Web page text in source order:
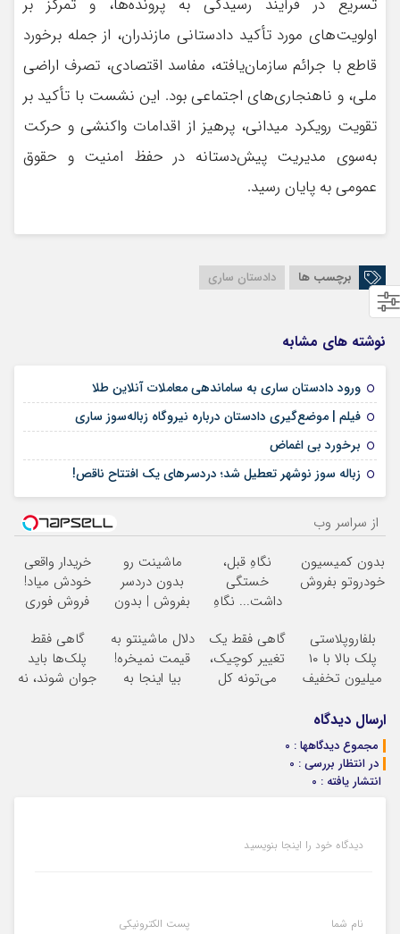
تسریع در فرآیند رسیدگی به پرونده‌ها، و تمرکز بر
اولویت‌های مورد تأکید دادستانی مازندران، از جمله برخورد
قاطع با جرائم سازمان‌یافته، مفاسد اقتصادی، تصرف اراضی
ملی، و ناهنجاری‌های اجتماعی بود. این نشست با تأکید بر
تقویت رویکرد میدانی، پرهیز از اقدامات واکنشی و حرکت
به‌سوی مدیریت پیش‌دستانه در حفظ امنیت و حقوق
عمومی به پایان رسید.
برچسب ها دادستان ساری
نوشته های مشابه
ورود دادستان ساری به ساماندهی معاملات آنلاین طلا
فیلم | موضع‌گیری دادستان درباره نیروگاه زباله‌سوز ساری
برخورد بی اغماض
زباله سوز نوشهر تعطیل شد؛ دردسرهای یک افتتاح ناقص!
از سراسر وب
بدون کمیسیون
خودروتو بفروش
نگاهِ قبل،
خستگی
داشت... نگاهِ
بلفا با 25%
تخفیف
ماشینت رو
بدون دردسر
بفروش | بدون
خریدار واقعی
خودش میاد!
فروش فوری
مکانیک
بلفاروپلاستی
پلک بالا با ۱۰
میلیون تخفیف
گاهی فقط یک
تغییر کوچیک،
می‌تونه کل
دلال ماشینتو به
قیمت نمیخره!
بیا اینجا به
گاهی فقط
پلک‌ها باید
جوان شوند، نه
ارسال دیدگاه
مجموع دیدگاهها : 0
در انتظار بررسی : 0
انتشار یافته : 0
دیدگاه خود را اینجا بنویسید
نام شما پست الکترونیکی